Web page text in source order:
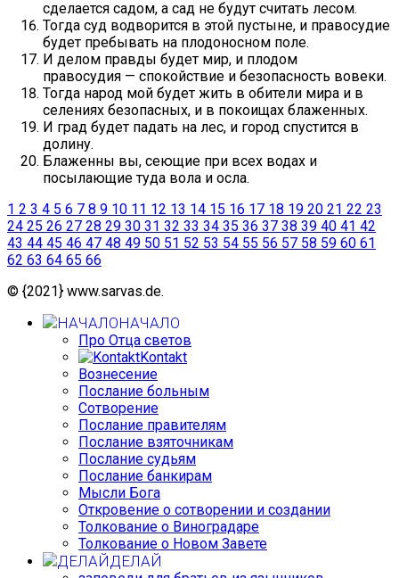
сделается садом, а сад не будут считать лесом.
Тогда суд водворится в этой пустыне, и правосудие
будет пребывать на плодоносном поле.
И делом правды будет мир, и плодом
правосудия — спокойствие и безопасность вовеки.
Тогда народ мой будет жить в обители мира и в
селениях безопасных, и в покоищах блаженных.
И град будет падать на лес, и город спустится в
долину.
Блаженны вы, сеющие при всех водах и
посылающие туда вола и осла.
1 2 3 4 5 6 7 8 9 10 11 12 13 14 15 16 17 18 19 20 21 22 23
24 25 26 27 28 29 30 31 32 33 34 35 36 37 38 39 40 41 42
43 44 45 46 47 48 49 50 51 52 53 54 55 56 57 58 59 60 61
62 63 64 65 66
© {2021} www.sarvas.de.
НАЧАЛО
Про Отца светов
Kontakt
Вознесение
Послание больным
Сотворение
Послание правителям
Послание взяточникам
Послание судьям
Послание банкирам
Мысли Бога
Откровение о сотворении и создании
Толкование о Виноградаре
Толкование о Новом Завете
ДЕЛАЙ